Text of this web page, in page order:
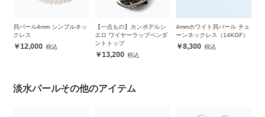
貝パール4mm シンプルネッ
クレス
12,000
【一点もの】カンポデルシ
エロ ワイヤーラップペンダ
ントトップ
13,200
4mmホワイト貝パール チェ
ーンネックレス（14KGF）
8,300
淡水パールその他のアイテム